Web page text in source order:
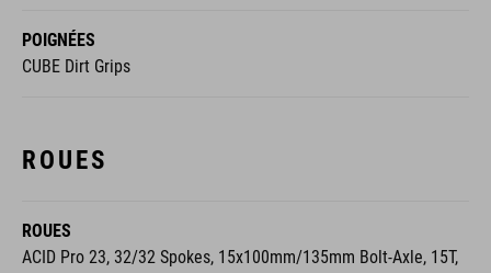
POIGNÉES
CUBE Dirt Grips
ROUES
ROUES
ACID Pro 23, 32/32 Spokes, 15x100mm/135mm Bolt-Axle, 15T,